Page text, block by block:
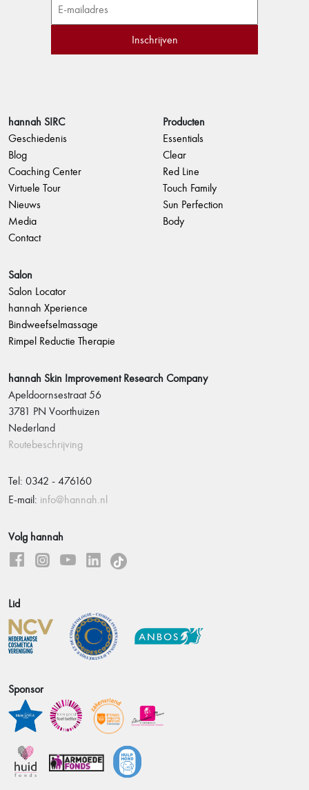
hannah SIRC
Geschiedenis
Blog
Coaching Center
Virtuele Tour
Nieuws
Media
Contact
Producten
Essentials
Clear
Red Line
Touch Family
Sun Perfection
Body
Salon
Salon Locator
hannah Xperience
Bindweefselmassage
Rimpel Reductie Therapie
hannah Skin Improvement Research Company
Apeldoornsestraat 56
3781 PN Voorthuizen
Nederland
Routebeschrijving
Tel: 0342 - 476160
E-mail: info@hannah.nl
Volg hannah
Lid
Sponsor